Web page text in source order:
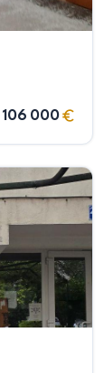
106 000